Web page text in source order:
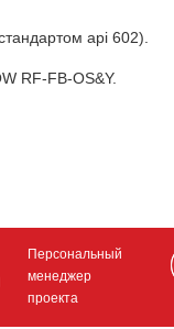
api 602).
RF-FB-OS&Y.
Персональный
менеджер
проекта